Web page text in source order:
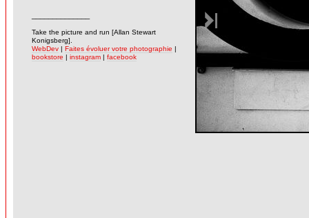
Take the picture and run [Allan Stewart
Konigsberg].
WebDev | Faites évoluer votre photographie |
bookstore | instagram | facebook